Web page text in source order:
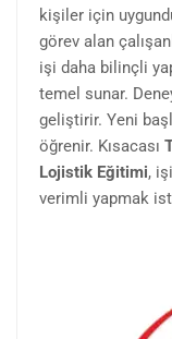
kişiler için
görev alan
işi daha bilinçli
temel sunar.
geliştirir. Yeni
öğrenir. Kısacası
Lojistik Eğitimi,
verimli yapmak